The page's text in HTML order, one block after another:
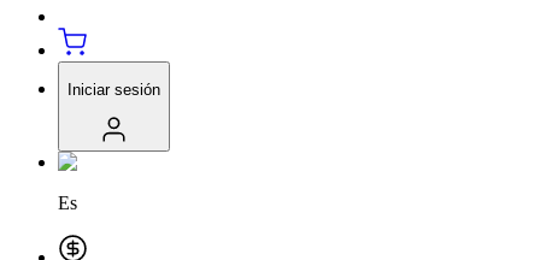
Iniciar sesión
Es